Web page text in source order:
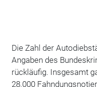
Die Zahl der
Angaben des
rückläufig. Insgesamt
28.000